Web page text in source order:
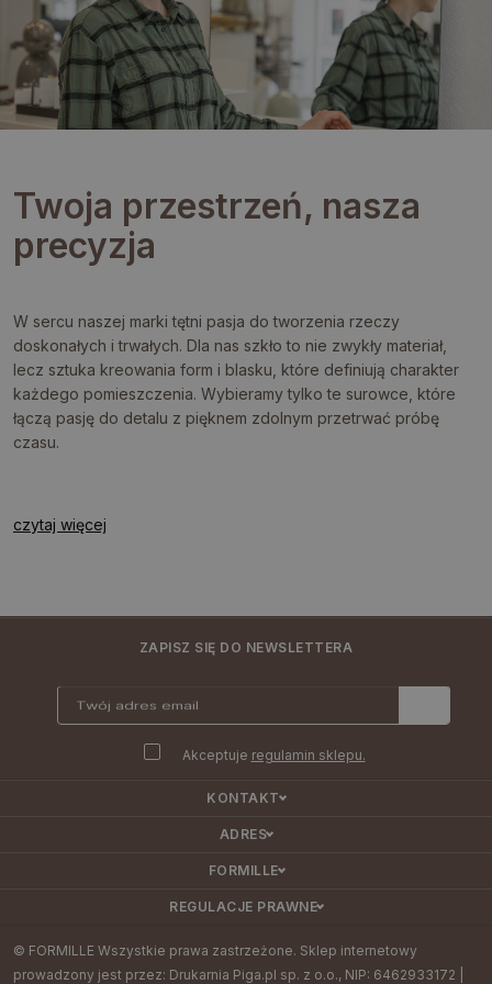
Twoja przestrzeń, nasza
precyzja
W sercu naszej marki tętni pasja do tworzenia rzeczy
doskonałych i trwałych. Dla nas szkło to nie zwykły materiał,
lecz sztuka kreowania form i blasku, które definiują charakter
każdego pomieszczenia. Wybieramy tylko te surowce, które
łączą pasję do detalu z pięknem zdolnym przetrwać próbę
czasu.
czytaj więcej
ZAPISZ SIĘ DO NEWSLETTERA
Akceptuje regulamin sklepu.
KONTAKT
ADRES
FORMILLE
REGULACJE PRAWNE
© FORMILLE Wszystkie prawa zastrzeżone. Sklep internetowy
prowadzony jest przez: Drukarnia Piga.pl sp. z o.o., NIP: 6462933172 |